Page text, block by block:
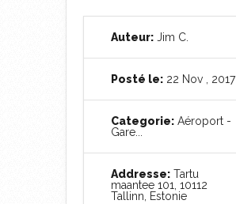
Auteur: Jim C.
Posté le: 22 Nov , 2017
Categorie: Aéroport -
Gare...
Addresse: Tartu
maantee 101, 10112
Tallinn, Estonie